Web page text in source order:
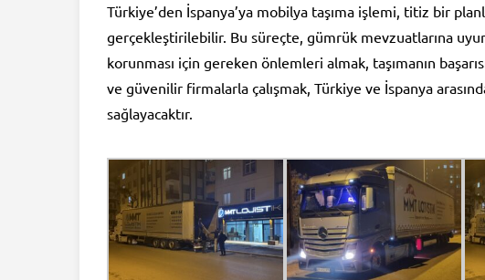
Türkiye’den İspanya’ya mobilya taşıma işlemi, titiz bir
gerçekleştirilebilir. Bu süreçte, gümrük mevzuatlarına
korunması için gereken önlemleri almak, taşımanın
ve güvenilir firmalarla çalışmak, Türkiye ve İspanya
sağlayacaktır.